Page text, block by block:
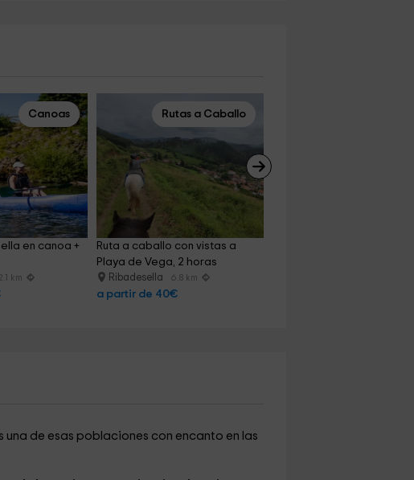
Canoas
en canoa +
km
Rutas a Caballo
Ruta a caballo con vistas a
Playa de Vega, 2 horas
Ribadesella 6.8 km
a partir de 40€
una de esas poblaciones con encanto en las